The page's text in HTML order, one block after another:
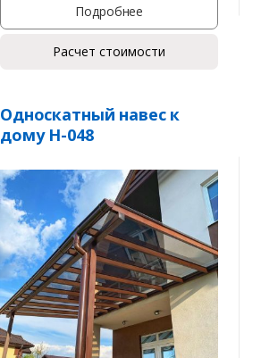
Подробнее
Расчет стоимости
Односкатный навес к
дому Н-048